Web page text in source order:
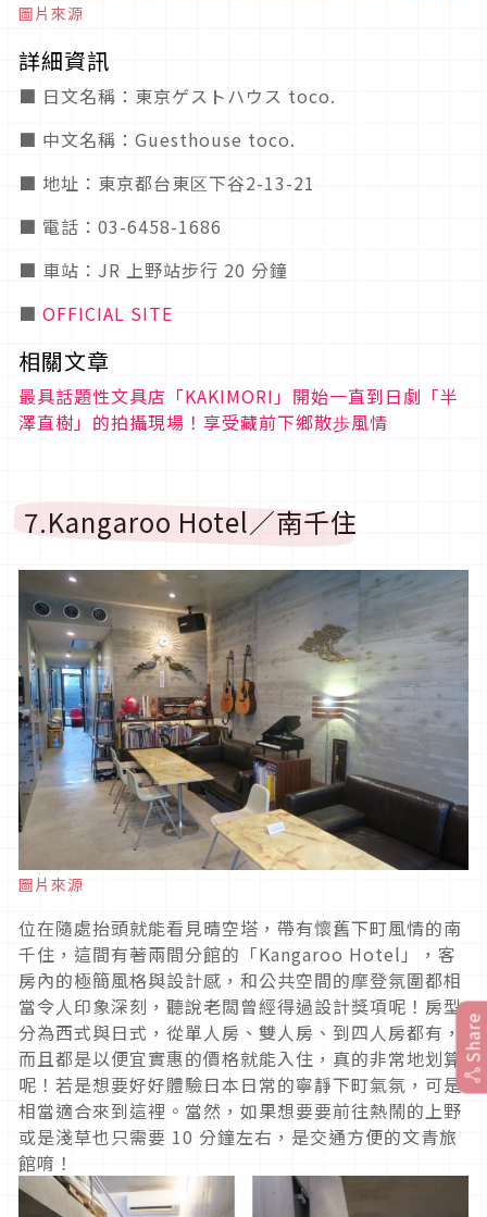
圖片來源
詳細資訊
■ 日文名稱：東京ゲストハウス toco.
■ 中文名稱：Guesthouse toco.
■ 地址：東京都台東区下谷2-13-21
■ 電話：03-6458-1686
■ 車站：JR 上野站步行 20 分鐘
■ OFFICIAL SITE
相關文章
最具話題性文具店「KAKIMORI」開始一直到日劇「半
澤直樹」的拍攝現場！享受藏前下鄉散歩風情
7.Kangaroo Hotel／南千住
圖片來源
位在隨處抬頭就能看見晴空塔，帶有懷舊下町風情的南
千住，這間有著兩間分館的「Kangaroo Hotel」，客
房內的極簡風格與設計感，和公共空間的摩登氛圍都相
當令人印象深刻，聽說老闆曾經得過設計獎項呢！房型
分為西式與日式，從單人房、雙人房、到四人房都有，
而且都是以便宜實惠的價格就能入住，真的非常地划算
呢！若是想要好好體驗日本日常的寧靜下町氣氛，可是
相當適合來到這裡。當然，如果想要要前往熱鬧的上野
或是淺草也只需要 10 分鐘左右，是交通方便的文青旅
館唷！
Share